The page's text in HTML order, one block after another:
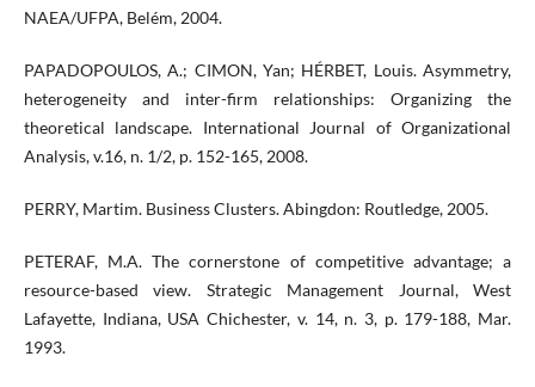
NAEA/UFPA, Belém, 2004.
PAPADOPOULOS, A.; CIMON, Yan; HÉRBET, Louis. Asymmetry,
heterogeneity and inter-firm relationships: Organizing the
theoretical landscape. International Journal of Organizational
Analysis, v.16, n. 1/2, p. 152-165, 2008.
PERRY, Martim. Business Clusters. Abingdon: Routledge, 2005.
PETERAF, M.A. The cornerstone of competitive advantage; a
resource-based view. Strategic Management Journal, West
Lafayette, Indiana, USA Chichester, v. 14, n. 3, p. 179-188, Mar.
1993.